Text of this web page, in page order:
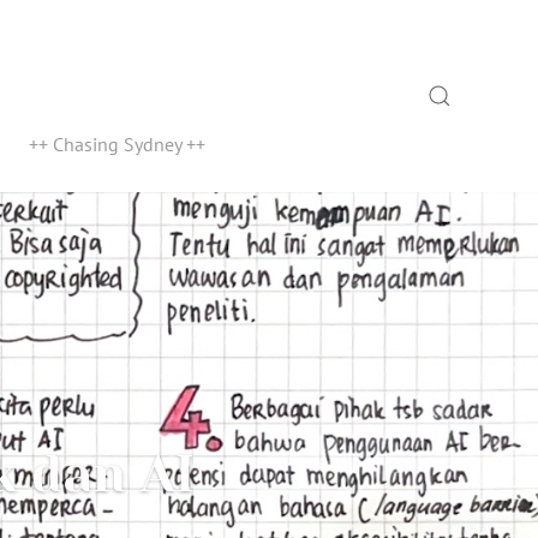
++ Chasing Sydney ++
Search
dan AI